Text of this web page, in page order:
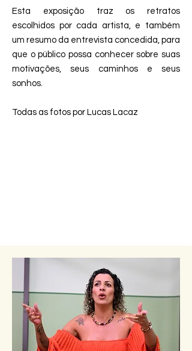
Esta exposição traz os retratos
escolhidos por cada artista, e também
um resumo da entrevista concedida, para
que o público possa conhecer sobre suas
motivações, seus caminhos e seus
sonhos.
Todas as fotos por Lucas Lacaz